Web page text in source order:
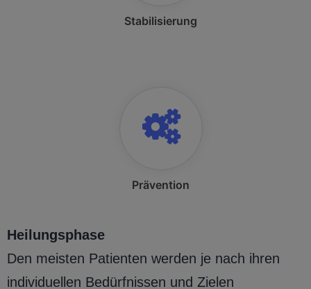
Stabilisierung
Prävention
Heilungsphase
Den meisten Patienten werden je nach ihren
individuellen Bedürfnissen und Zielen